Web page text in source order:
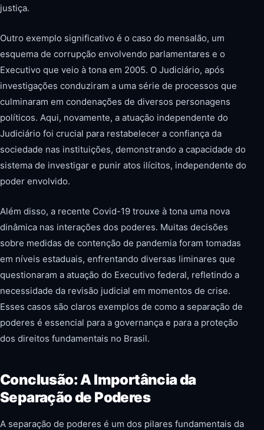
justiça.
Outro exemplo significativo é o caso do mensalão, um
esquema de corrupção envolvendo parlamentares e o
Executivo que veio à tona em 2005. O Judiciário, após
investigações conduziram a uma série de processos que
culminaram em condenações de diversos personagens
políticos. Aqui, novamente, a atuação independente do
Judiciário foi crucial para restabelecer a confiança da
sociedade nas instituições, demonstrando a capacidade do
sistema de investigar e punir atos ilícitos, independente do
poder envolvido.
Além disso, a recente Covid-19 trouxe à tona uma nova
dinâmica nas interações dos poderes. Muitas decisões
sobre medidas de contenção de pandemia foram tomadas
em níveis estaduais, enfrentando diversas liminares que
questionaram a atuação do Executivo federal, refletindo a
necessidade da revisão judicial em momentos de crise.
Esses casos são claros exemplos de como a separação de
poderes é essencial para a governança e para a proteção
dos direitos fundamentais no Brasil.
Conclusão: A Importância da
Separação de Poderes
A separação de poderes é um dos pilares fundamentais da